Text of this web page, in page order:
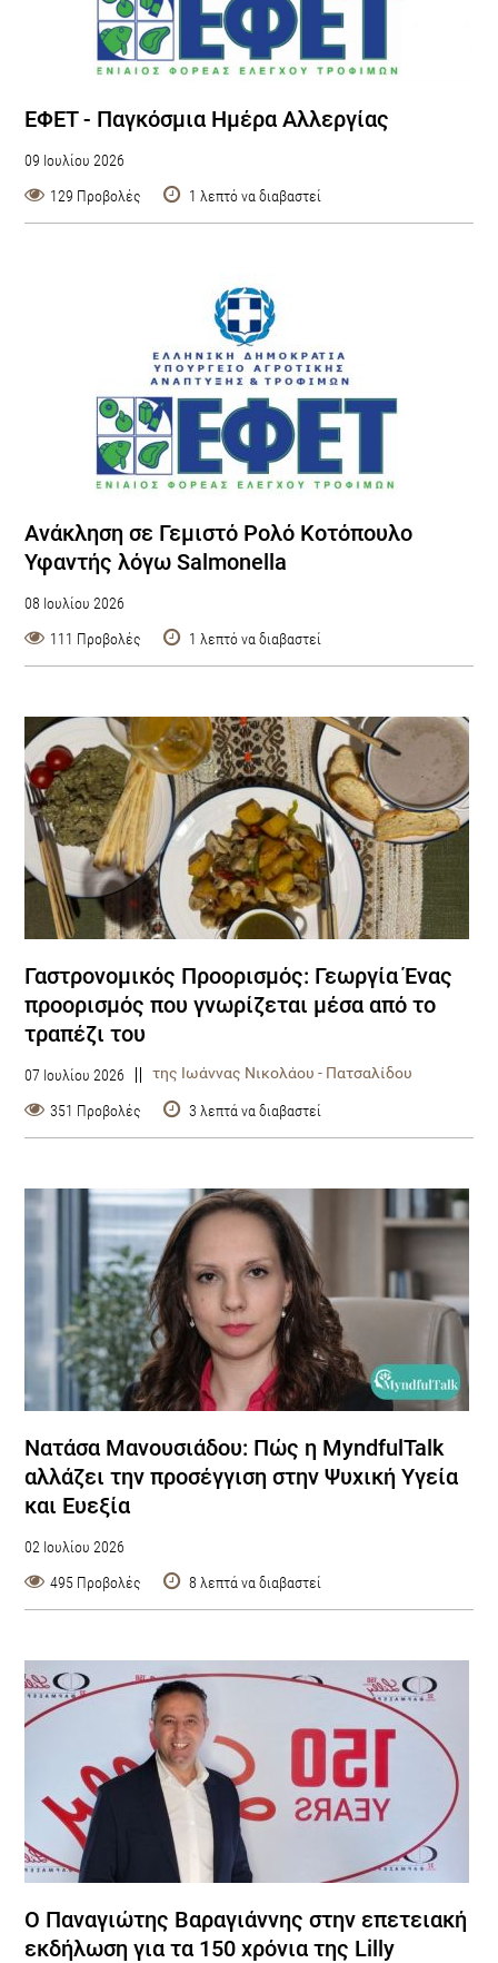
ΕΦΕΤ - Παγκόσμια Ημέρα Αλλεργίας
09 Ιουλίου 2026
129 Προβολές
1 λεπτό να διαβαστεί
Ανάκληση σε Γεμιστό Ρολό Κοτόπουλο
Υφαντής λόγω Salmonella
08 Ιουλίου 2026
111 Προβολές
1 λεπτό να διαβαστεί
Γαστρονομικός Προορισμός: Γεωργία Ένας
προορισμός που γνωρίζεται μέσα από το
τραπέζι του
07 Ιουλίου 2026 της Ιωάννας Νικολάου - Πατσαλίδου
351 Προβολές 3 λεπτά να διαβαστεί
Νατάσα Μανουσιάδου: Πώς η MyndfulTalk
αλλάζει την προσέγγιση στην Ψυχική Υγεία
και Ευεξία
02 Ιουλίου 2026
495 Προβολές
8 λεπτά να διαβαστεί
Ο Παναγιώτης Βαραγιάννης στην επετειακή
εκδήλωση για τα 150 χρόνια της Lilly